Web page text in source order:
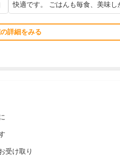
快適です。 ごはんも毎食、美味し
詳細をみる
受け取り